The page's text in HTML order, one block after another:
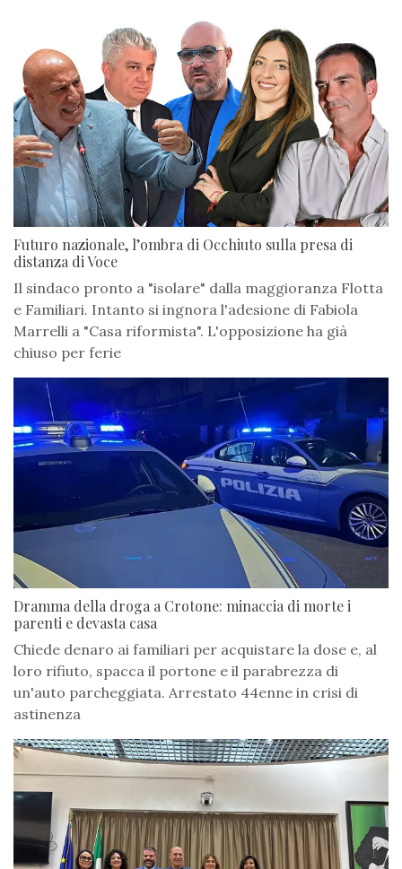
Futuro nazionale, l’ombra di Occhiuto sulla presa di
distanza di Voce
Il sindaco pronto a "isolare" dalla maggioranza Flotta
e Familiari. Intanto si ingnora l'adesione di Fabiola
Marrelli a "Casa riformista". L'opposizione ha già
chiuso per ferie
Dramma della droga a Crotone: minaccia di morte i
parenti e devasta casa
Chiede denaro ai familiari per acquistare la dose e, al
loro rifiuto, spacca il portone e il parabrezza di
un'auto parcheggiata. Arrestato 44enne in crisi di
astinenza